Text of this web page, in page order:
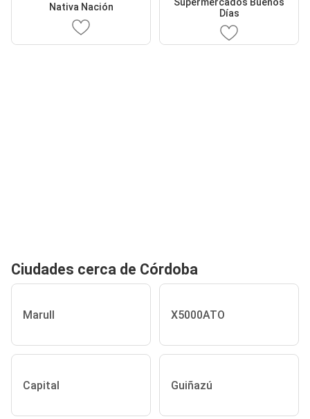
Nativa Nación
Días
Ciudades cerca de Córdoba
Marull X5000ATO
Capital Guiñazú